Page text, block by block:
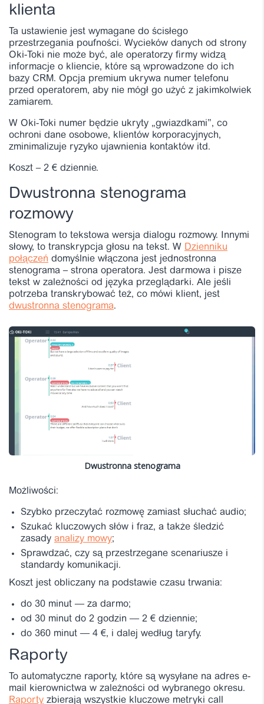
klienta
Ta ustawienie jest wymagane do ścisłego
przestrzegania poufności. Wycieków danych od strony
Oki-Toki nie może być, ale operatorzy firmy widzą
informacje o kliencie, które są wprowadzone do ich
bazy CRM. Opcja premium ukrywa numer telefonu
przed operatorem, aby nie mógł go użyć z jakimkolwiek
zamiarem.
W Oki-Toki numer będzie ukryty „gwiazdkami”, co
ochroni dane osobowe, klientów korporacyjnych,
zminimalizuje ryzyko ujawnienia kontaktów itd.
Koszt – 2 € dziennie.
Dwustronna stenograma
rozmowy
Stenogram to tekstowa wersja dialogu rozmowy. Innymi
słowy, to transkrypcja głosu na tekst. W Dzienniku
połączeń domyślnie włączona jest jednostronna
stenograma – strona operatora. Jest darmowa i pisze
tekst w zależności od języka przeglądarki. Ale jeśli
potrzeba transkrybować też, co mówi klient, jest
dwustronna stenograma.
Dwustronna stenograma
Możliwości:
Szybko przeczytać rozmowę zamiast słuchać audio;
Szukać kluczowych słów i fraz, a także śledzić
zasady analizy mowy;
Sprawdzać, czy są przestrzegane scenariusze i
standardy komunikacji.
Koszt jest obliczany na podstawie czasu trwania:
do 30 minut — za darmo;
od 30 minut do 2 godzin — 2 € dziennie;
do 360 minut — 4 €, i dalej według taryfy.
Raporty
To automatyczne raporty, które są wysyłane na adres e-
mail kierownictwa w zależności od wybranego okresu.
Raporty zbierają wszystkie kluczowe metryki call